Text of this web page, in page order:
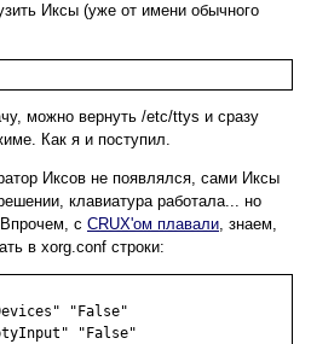
Иксы (уже от имени обычного
можно вернуть /etc/ttys и сразу
Как я и поступил.
Иксов не появлялся, сами Иксы
клавиатура работала... но
с CRUX'ом плавали, знаем,
в xorg.conf строки: